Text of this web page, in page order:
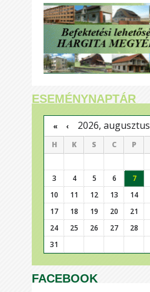
ESEMÉNYNAPTÁR
« ‹ 2026, augusztus
H K S C P
3
4 5 6 7
10
11 12 13 14
17
18 19 20 21
24
25 26 27 28
31
FACEBOOK